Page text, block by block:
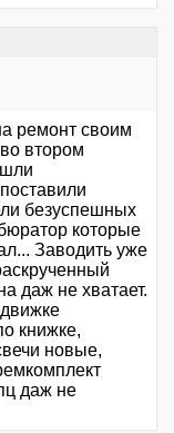
ремонт своим
втором
безуспешных
которые
Заводить уже
даж не хватает.
книжке,
новые,
даж не